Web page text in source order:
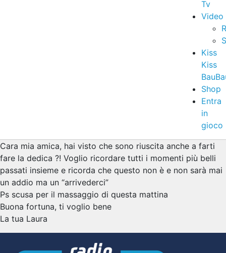
Tv
Video
Kiss
Kiss
Shop
Entra
in
gioco
Cara mia amica, hai visto che sono riuscita anche a farti
fare la dedica ?! Voglio ricordare tutti i momenti più belli
passati insieme e ricorda che questo non è e non sarà mai
un addio ma un “arrivederci”
Ps scusa per il massaggio di questa mattina
Buona fortuna, ti voglio bene
La tua Laura